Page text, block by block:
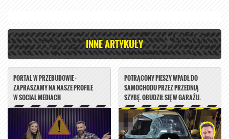
INNE ARTYKUŁY
PORTAL W PRZEBUDOWIE -
ZAPRASZAMY NA NASZE PROFILE
W SOCIAL MEDIACH
POTRĄCONY PIESZY WPADŁ DO
SAMOCHODU PRZEZ PRZEDNIĄ
SZYBĘ. OBUDZIŁ SIĘ W GARAŻU.